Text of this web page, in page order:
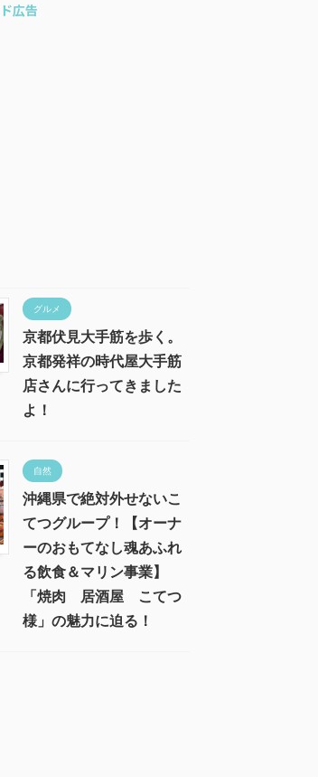
広告
グルメ
京都伏見大手筋を歩く。
京都発祥の時代屋大手筋
店さんに行ってきました
よ！
自然
沖縄県で絶対外せないこ
てつグループ！【オーナ
ーのおもてなし魂あふれ
る飲食＆マリン事業】
「焼肉 居酒屋 こてつ
様」の魅力に迫る！